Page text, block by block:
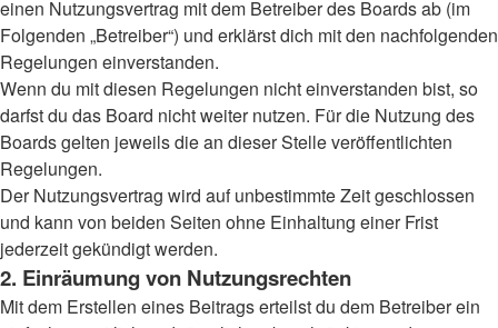
einen Nutzungsvertrag mit dem Betreiber des Boards ab (im
Folgenden „Betreiber“) und erklärst dich mit den nachfolgenden
Regelungen einverstanden.
Wenn du mit diesen Regelungen nicht einverstanden bist, so
darfst du das Board nicht weiter nutzen. Für die Nutzung des
Boards gelten jeweils die an dieser Stelle veröffentlichten
Regelungen.
Der Nutzungsvertrag wird auf unbestimmte Zeit geschlossen
und kann von beiden Seiten ohne Einhaltung einer Frist
jederzeit gekündigt werden.
2. Einräumung von Nutzungsrechten
Mit dem Erstellen eines Beitrags erteilst du dem Betreiber ein